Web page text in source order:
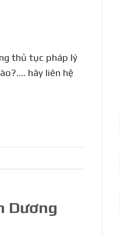
thủ tục pháp lý
hãy liên hệ
Dương